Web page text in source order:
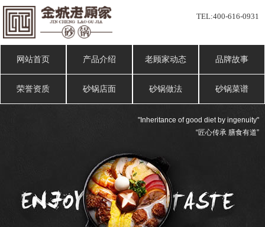
TEL:400-616-0931
网站首页 产品介绍 老顾家动态 品牌故事
荣誉资质 砂锅店面 砂锅做法 砂锅菜谱
"Inheritance of good diet by ingenuity"
“匠心传承 膳食有道”